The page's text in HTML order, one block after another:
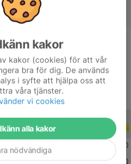
0
0
kakor
kakor (cookies) för att vår
bra för dig. De används
i syfte att hjälpa oss att
våra tjänster.
vi cookies
alla kakor
nödvändiga